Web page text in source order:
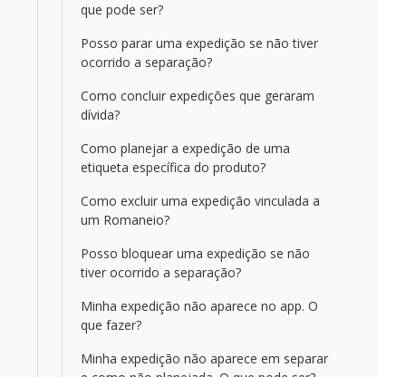
que pode ser?
Posso parar uma expedição se não tiver
ocorrido a separação?
Como concluir expedições que geraram
dívida?
Como planejar a expedição de uma
etiqueta específica do produto?
Como excluir uma expedição vinculada a
um Romaneio?
Posso bloquear uma expedição se não
tiver ocorrido a separação?
Minha expedição não aparece no app. O
que fazer?
Minha expedição não aparece em separar